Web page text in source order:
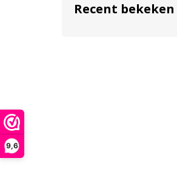
9,6
Recent bekeken